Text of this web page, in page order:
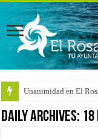
Unanimidad en El
Arranca la reforma
Daily Archives: